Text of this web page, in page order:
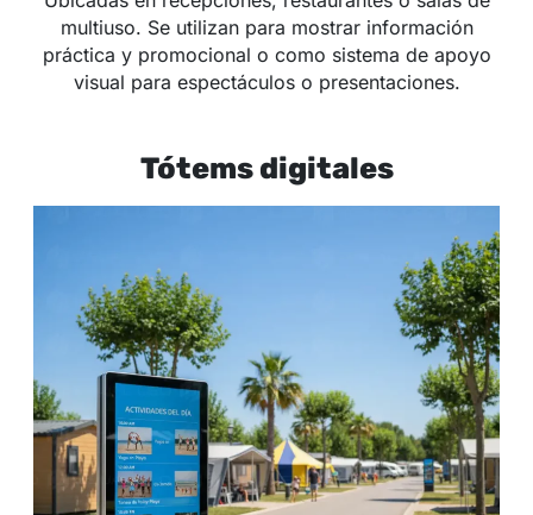
multiuso. Se utilizan para mostrar información
práctica y promocional o como sistema de apoyo
visual para espectáculos o presentaciones.
Tótems digitales